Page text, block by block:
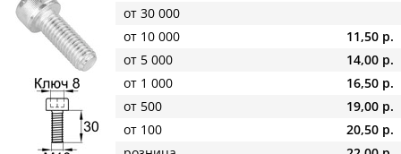
от 30 000
от 10 000
11,50 р.
от 5 000
14,00 р.
от 1 000
16,50 р.
от 500
19,00 р.
от 100
20,50 р.